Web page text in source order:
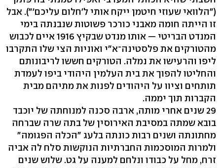
("הלוואי שעוזי חיטמן ייקח אותי ל'חלום עליכם'"). אבל
זו הייתה חומה מאבני כורכר פשוטות שנבנתה בימי
המנדט הבריטי — אותו מנדט שבקיץ 1916 איים לכבוש
מהטורקים את פלסטינה־א"י ואוניות הצי שלו התקרבו
ליפו והרעישו את נמלה. הטורקים חששו לריבונותם
והחליטו להפוך את בית העלמין היהודי ביפו לעמדת
תותחים וציוו על היהודים לפנות את מתיהם מבית
הקברות תוך יממה.
29 שנים אחרי מותה, ארבה סכנה למנוחתה של יוכבד
בובא שמתה במסיבת האירוסין של בתה שרה שברחה
מחתונתה ושנים רבות כונתה בלעג "הכלה הפגומה"
ולמרות המוסכמות החברתיות הנוקשות סלח לה אביה
זרח, מחל על כבודו ונלחם למענה על גט. שלוש שנים